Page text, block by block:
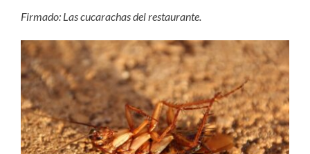
Firmado: Las cucarachas del restaurante.